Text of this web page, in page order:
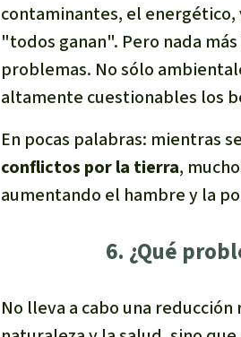
contaminantes, el
"todos ganan". Pero nada
problemas. No sólo
altamente cuestionables los
En pocas palabras: mientras
conflictos por la tierra,
aumentando el hambre y la
6. ¿Qué
No lleva a cabo una